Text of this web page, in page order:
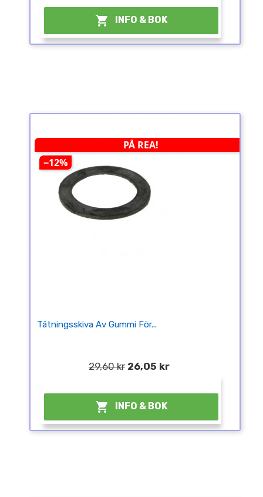
 INFO & BOK
PÅ REA!
−12%
Tätningsskiva Av Gummi För...
29,60 kr 26,05 kr
 INFO & BOK